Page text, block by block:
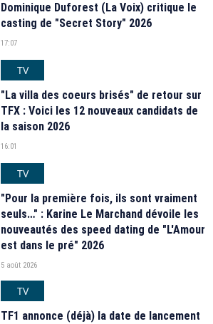
Dominique Duforest (La Voix) critique le
casting de "Secret Story" 2026
17:07
TV
"La villa des coeurs brisés" de retour sur
TFX : Voici les 12 nouveaux candidats de
la saison 2026
16:01
TV
"Pour la première fois, ils sont vraiment
seuls…" : Karine Le Marchand dévoile les
nouveautés des speed dating de "L'Amour
est dans le pré" 2026
5 août 2026
TV
TF1 annonce (déjà) la date de lancement